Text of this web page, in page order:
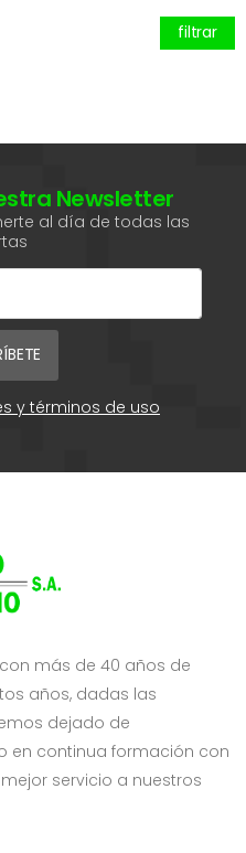
filtrar
Newsletter
al día de todas las
y términos de uso
más de 40 años de
años, dadas las
dejado de
en continua formación con
servicio a nuestros